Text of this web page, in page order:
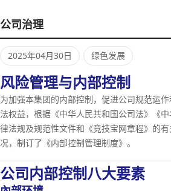
公司治理
2025年04月30日 绿色发展
风险管理与内部控制
为加强本集团的内部控制，促进公司规范运
法权益，根据《中华人民共和国公司法》《
律法规及规范性文件和《竞技宝网章程》的
况，制订了《内部控制管理制度》。
公司内部控制八大要素